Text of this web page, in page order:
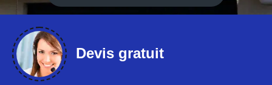
Devis gratuit